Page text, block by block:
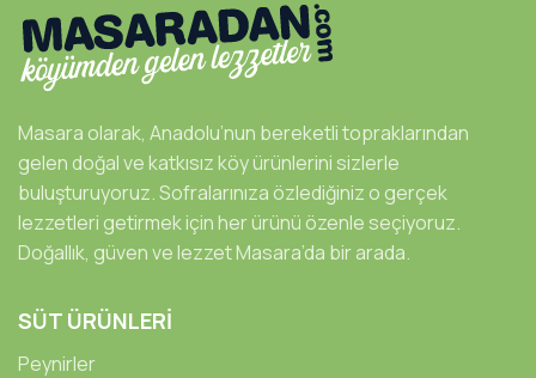
Masara olarak, Anadolu’nun bereketli topraklarından
gelen doğal ve katkısız köy ürünlerini sizlerle
buluşturuyoruz. Sofralarınıza özlediğiniz o gerçek
lezzetleri getirmek için her ürünü özenle seçiyoruz.
Doğallık, güven ve lezzet Masara’da bir arada.
SÜT ÜRÜNLERİ
Peynirler